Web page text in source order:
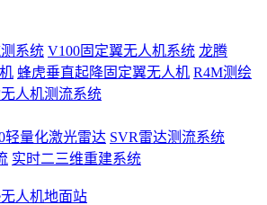
系统 V100固定翼无人机系统 龙腾
蜂虎垂直起降固定翼无人机 R4M测绘
人机测流系统
轻量化激光雷达 SVR雷达测流系统
实时二三维重建系统
无人机地面站